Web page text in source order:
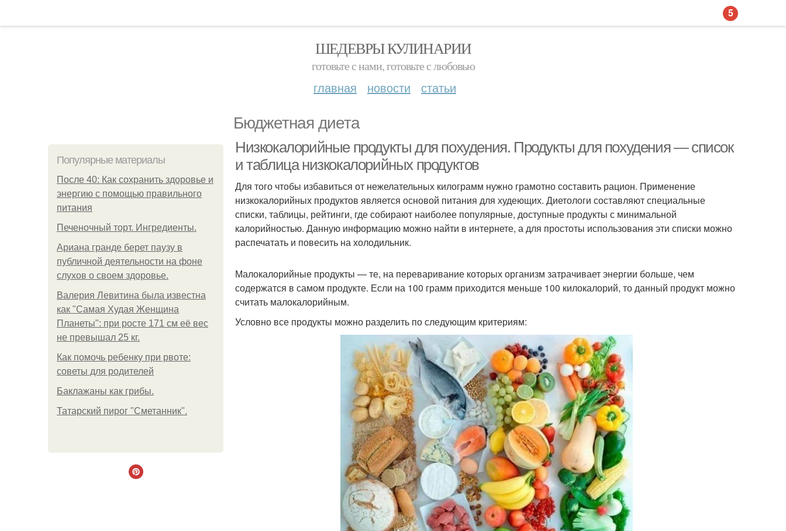
ШЕДЕВРЫ КУЛИНАРИИ
готовьте с нами, готовьте с любовью
главная новости статьи
Бюджетная диета
Популярные материалы
После 40: Как сохранить здоровье и
энергию с помощью правильного
питания
Печеночный торт. Ингредиенты.
Ариана гранде берет паузу в
публичной деятельности на фоне
слухов о своем здоровье.
Валерия Левитина была известна
как "Самая Худая Женщина
Планеты": при росте 171 см её вес
не превышал 25 кг.
Как помочь ребенку при рвоте:
советы для родителей
Баклажаны как грибы.
Татарский пирог "Сметанник".
Низкокалорийные продукты для похудения. Продукты для похудения — список
и таблица низкокалорийных продуктов
Для того чтобы избавиться от нежелательных килограмм нужно грамотно составить рацион. Применение
низкокалорийных продуктов является основой питания для худеющих. Диетологи составляют специальные
списки, таблицы, рейтинги, где собирают наиболее популярные, доступные продукты с минимальной
калорийностью. Данную информацию можно найти в интернете, а для простоты использования эти списки можно
распечатать и повесить на холодильник.
Малокалорийные продукты — те, на переваривание которых организм затрачивает энергии больше, чем
содержатся в самом продукте. Если на 100 грамм приходится меньше 100 килокалорий, то данный продукт можно
считать малокалорийным.
Условно все продукты можно разделить по следующим критериям:
5